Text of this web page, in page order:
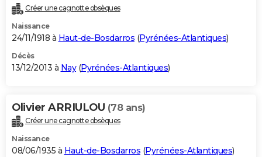
Créer une cagnotte obsèques
Naissance
24/11/1918 à Haut-de-Bosdarros (Pyrénées-Atlantiques)
Décès
13/12/2013 à Nay(Pyrénées-Atlantiques)
Olivier ARRIULOU (78 ans)
Créer une cagnotte obsèques
Naissance
08/06/1935 à Haut-de-Bosdarros (Pyrénées-Atlantiques)